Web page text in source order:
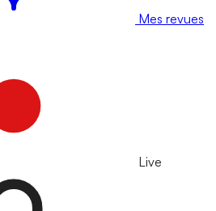
Mes revues
Live